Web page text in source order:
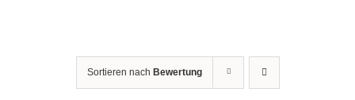
Sortieren nach Bewertung